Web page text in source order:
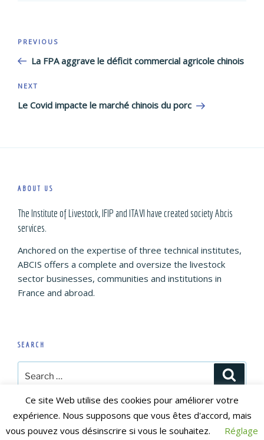
Previous
Post
PREVIOUS
La FPA aggrave le déficit commercial agricole chinois
Next
Post
NEXT
Le Covid impacte le marché chinois du porc
ABOUT US
The Institute of Livestock, IFIP and ITAVI have created society Abcis
services.
Anchored on the expertise of three technical institutes,
ABCIS offers a complete and oversize the livestock
sector businesses, communities and institutions in
France and abroad.
SEARCH
for:
Ce site Web utilise des cookies pour améliorer votre
expérience. Nous supposons que vous êtes d'accord, mais
vous pouvez vous désinscrire si vous le souhaitez.
Réglage